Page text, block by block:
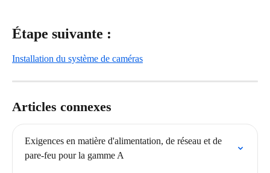
Étape suivante :
Installation du système de caméras
Articles connexes
Exigences en matière d'alimentation, de réseau et de
pare-feu pour la gamme A